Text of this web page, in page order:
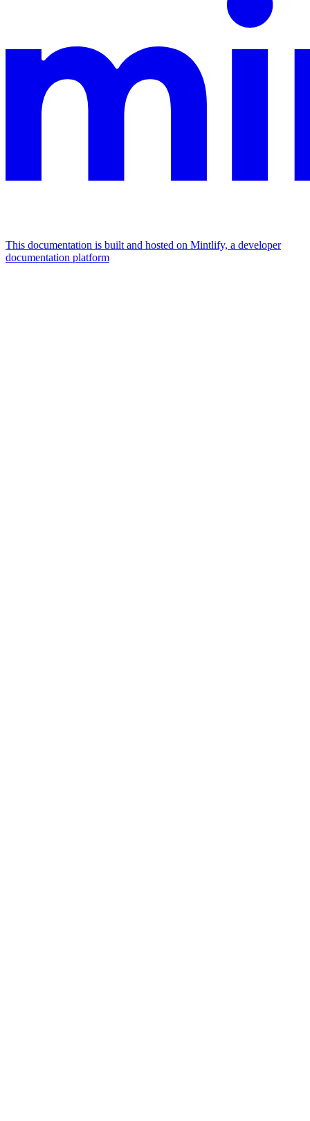
This documentation is built and hosted on Mintlify, a developer
documentation platform